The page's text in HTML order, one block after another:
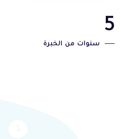
5
سنوات من الخبرة